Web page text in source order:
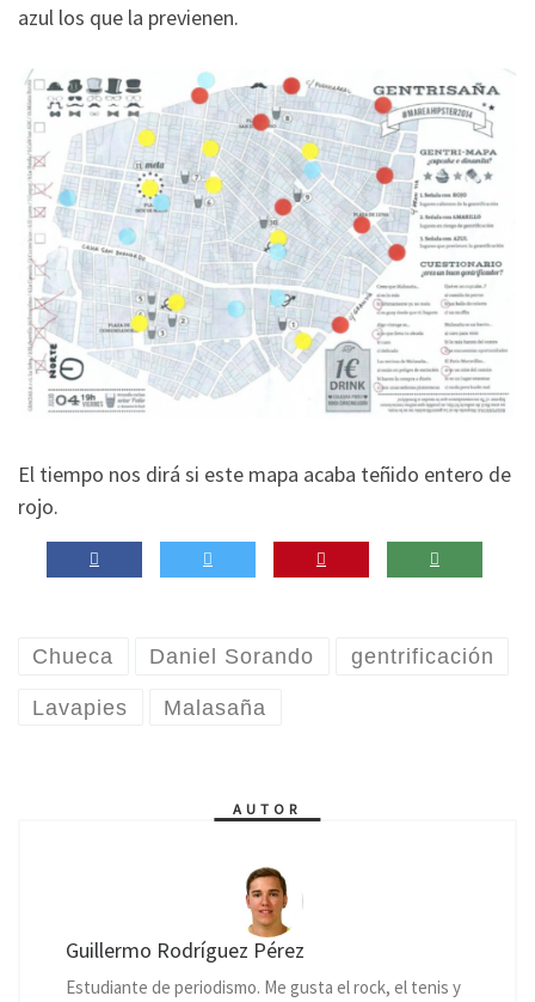
azul los que la previenen.
El tiempo nos dirá si este mapa acaba teñido entero de
rojo.
Chueca Daniel Sorando gentrificación
Lavapies Malasaña
AUTOR
Guillermo Rodríguez Pérez
Estudiante de periodismo. Me gusta el rock, el tenis y